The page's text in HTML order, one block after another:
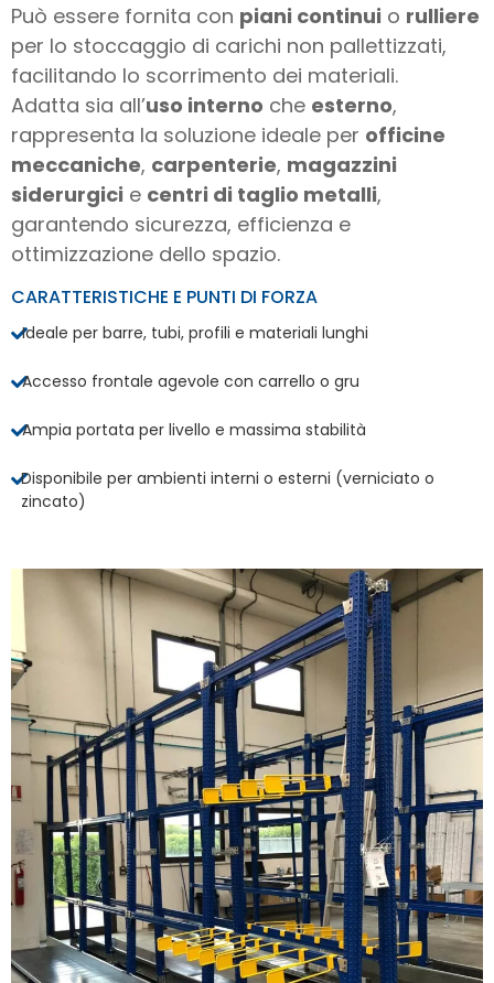
Può essere fornita con piani continui o rulliere
per lo stoccaggio di carichi non pallettizzati,
facilitando lo scorrimento dei materiali.
Adatta sia all’uso interno che esterno,
rappresenta la soluzione ideale per officine
meccaniche, carpenterie, magazzini
siderurgici e centri di taglio metalli,
garantendo sicurezza, efficienza e
ottimizzazione dello spazio.
CARATTERISTICHE E PUNTI DI FORZA
Ideale per barre, tubi, profili e materiali lunghi
Accesso frontale agevole con carrello o gru
Ampia portata per livello e massima stabilità
Disponibile per ambienti interni o esterni (verniciato o
zincato)